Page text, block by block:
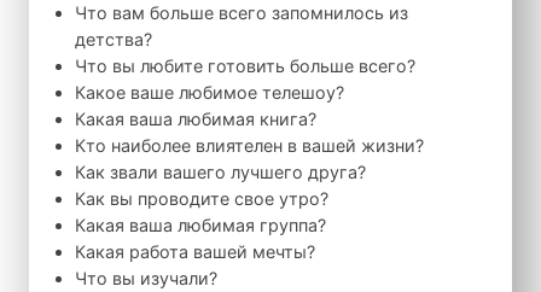
Что вам больше всего запомнилось из
детства?
Что вы любите готовить больше всего?
Какое ваше любимое телешоу?
Какая ваша любимая книга?
Кто наиболее влиятелен в вашей жизни?
Как звали вашего лучшего друга?
Как вы проводите свое утро?
Какая ваша любимая группа?
Какая работа вашей мечты?
Что вы изучали?